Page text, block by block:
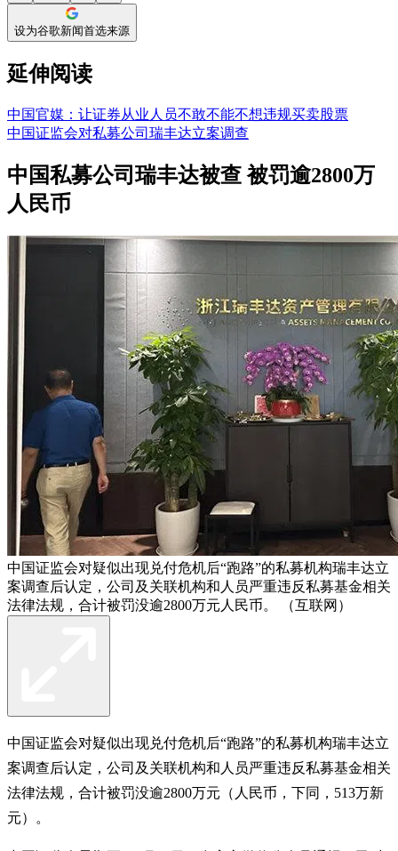
设为谷歌新闻首选来源
延伸阅读
中国官媒：让证券从业人员不敢不能不想违规买卖股票
中国证监会对私募公司瑞丰达立案调查
中国私募公司瑞丰达被查 被罚逾2800万
人民币
中国证监会对疑似出现兑付危机后“跑路”的私募机构瑞丰达立
案调查后认定，公司及关联机构和人员严重违反私募基金相关
法律法规，合计被罚没逾2800万元人民币。 （互联网）
中国证监会对疑似出现兑付危机后“跑路”的私募机构瑞丰达立
案调查后认定，公司及关联机构和人员严重违反私募基金相关
法律法规，合计被罚没逾2800万元（人民币，下同，513万新
元）。